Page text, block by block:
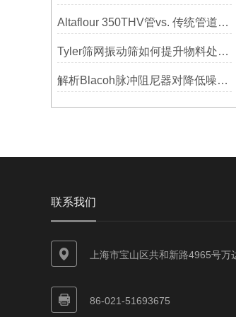
Altaflour 350THV管vs. 传统管道：谁更耐用？
Tyler筛网振动筛如何提升物料处理能力
解析Blacoh脉冲阻尼器对降低噪音的显著作用
联系我们
上海市宝山区共和新路4965号
86-021-51693675